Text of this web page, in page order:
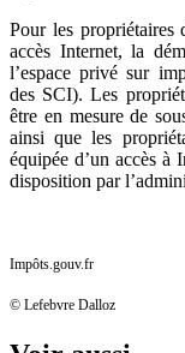
Pour les propriétaires
accès Internet, la
l’espace privé sur
des SCI). Les
être en mesure de
ainsi que les
équipée d’un accès à
disposition par
Impôts.gouv.fr
© Lefebvre Dalloz